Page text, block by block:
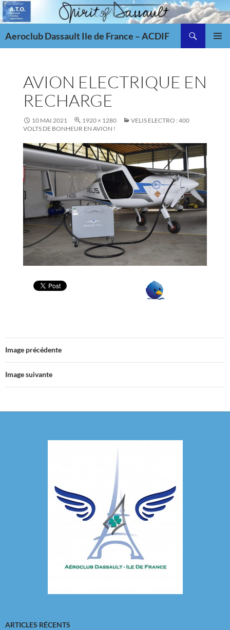
Aller
au
Aeroclub Dassault Ile de France – ACDIF
AVION ELECTRIQUE EN
RECHARGE
10 MAI 2021 1920 × 1280
VELIS ELECTRO : 400
VOLTS DE BONHEUR EN AVION !
Image précédente
Image suivante
ARTICLES RÉCENTS